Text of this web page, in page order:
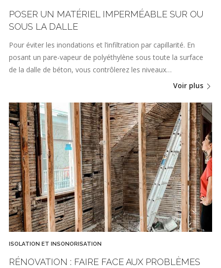
POSER UN MATÉRIEL IMPERMÉABLE SUR OU
SOUS LA DALLE
Pour éviter les inondations et l’infiltration par capillarité. En
posant un pare-vapeur de polyéthylène sous toute la surface
de la dalle de béton, vous contrôlerez les niveaux…
Voir plus
ISOLATION ET INSONORISATION
RÉNOVATION : FAIRE FACE AUX PROBLÈMES